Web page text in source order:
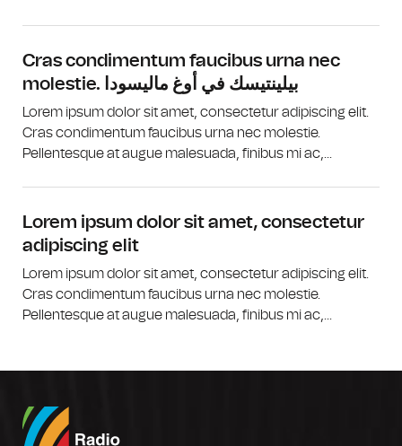
Cras condimentum faucibus urna nec
molestie. بيلينتيسك في أوغ ماليسودا
Lorem ipsum dolor sit amet, consectetur adipiscing elit.
Cras condimentum faucibus urna nec molestie.
Pellentesque at augue malesuada, finibus mi ac,...
Lorem ipsum dolor sit amet, consectetur
adipiscing elit
Lorem ipsum dolor sit amet, consectetur adipiscing elit.
Cras condimentum faucibus urna nec molestie.
Pellentesque at augue malesuada, finibus mi ac,...